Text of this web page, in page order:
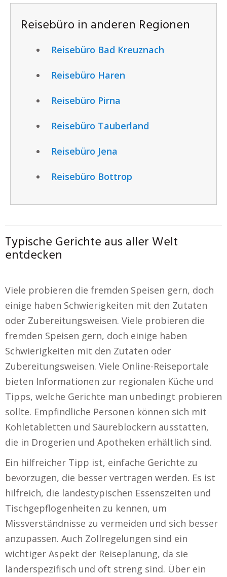
Reisebüro in anderen Regionen
Reisebüro Bad Kreuznach
Reisebüro Haren
Reisebüro Pirna
Reisebüro Tauberland
Reisebüro Jena
Reisebüro Bottrop
Typische Gerichte aus aller Welt
entdecken
Viele probieren die fremden Speisen gern, doch
einige haben Schwierigkeiten mit den Zutaten
oder Zubereitungsweisen. Viele probieren die
fremden Speisen gern, doch einige haben
Schwierigkeiten mit den Zutaten oder
Zubereitungsweisen. Viele Online-Reiseportale
bieten Informationen zur regionalen Küche und
Tipps, welche Gerichte man unbedingt probieren
sollte. Empfindliche Personen können sich mit
Kohletabletten und Säureblockern ausstatten,
die in Drogerien und Apotheken erhältlich sind.
Ein hilfreicher Tipp ist, einfache Gerichte zu
bevorzugen, die besser vertragen werden. Es ist
hilfreich, die landestypischen Essenszeiten und
Tischgepflogenheiten zu kennen, um
Missverständnisse zu vermeiden und sich besser
anzupassen. Auch Zollregelungen sind ein
wichtiger Aspekt der Reiseplanung, da sie
länderspezifisch und oft streng sind. Über ein